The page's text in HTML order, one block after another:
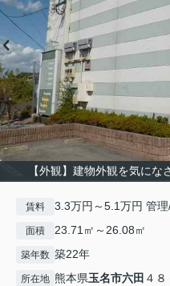
【外観】建物外観を気に
賃料 3.3万円～5.1万円 管
面積 23.71㎡～26.08㎡
築年数 築22年
所在地 熊本県玉名市六田 ４８